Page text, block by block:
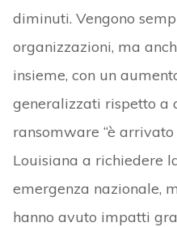
diminuti. Vengono
organizzazioni, ma
insieme, con un
generalizzati rispetto a
ransomware “è
Louisiana a richiedere
emergenza nazionale,
hanno avuto impatti